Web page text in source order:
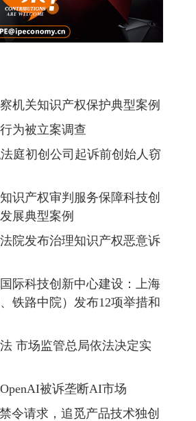
机关知识产权保护典型案例
为被立案调查
庭初创公司起诉前创始人窃
识产权审判服务保障科技创
展典型案例
院发布治理知识产权恶意诉
际科技创新中心建设：上海
铁路中院）发布12项举措和
市场监管总局依法决定实
被诉垄断AI市场
令请求，追觅产品技术独创